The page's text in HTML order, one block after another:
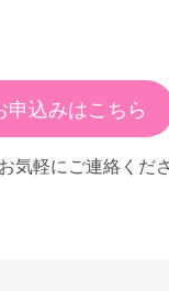
申込みはこちら
気軽にご連絡くだ